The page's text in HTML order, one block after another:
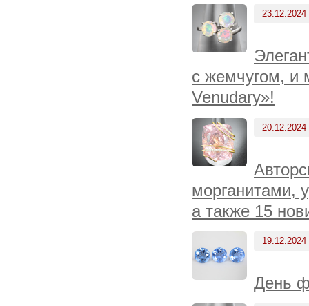
23.12.2024
с жемчугом, и
Venudary»!
20.12.2024
морганитами,
а также 15
19.12.2024
День